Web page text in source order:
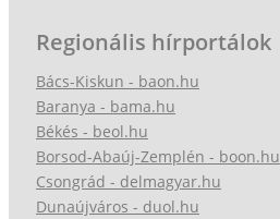
Regionális hírportálok
Bács-Kiskun - baon.hu
Baranya - bama.hu
Békés - beol.hu
Borsod-Abaúj-Zemplén - boon.hu
Csongrád - delmagyar.hu
Dunaújváros - duol.hu